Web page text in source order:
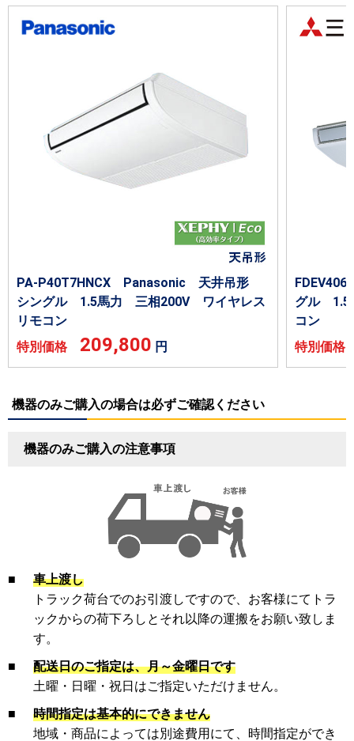
PA-P40T7HNCX Panasonic 天井吊形
シングル 1.5馬力 三相200V ワイヤレス
リモコン
特別価格 209,800 円
グル 1.5
コン
特別価
機器のみご購入の場合は必ずご確認ください
機器のみご購入の注意事項
■
車上渡し
トラック荷台でのお引渡しですので、お客様にてトラ
ックからの荷下ろしとそれ以降の運搬をお願い致しま
す。
■
配送日のご指定は、月～金曜日です
土曜・日曜・祝日はご指定いただけません。
■
時間指定は基本的にできません
地域・商品によっては別途費用にて、時間指定ができ